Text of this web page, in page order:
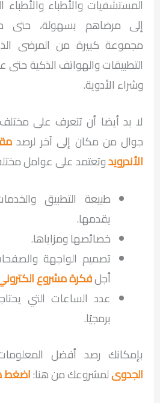
المستشفيات والأطباء
إلى مرضاهم بسهولة، حتى
مجموعة كبيرة من المرضى
التطبيقات والهواتف الذكية حتى
وشراء الأدوية.
لا بد أيضا أن تتعرف على
جوال من مكان إلى آخر لرصد
الأندرويدوتعتمد على عوامل
طبيعة التطبيق
يقدمها.
خصائصها ومزاياها.
تصميم الواجهة
أجلفكرة مشروع
عدد الساعات التي
برمجيًا.
بإمكانك رصد أفضل
الجدوىلمشروعك من هنا:اضغط